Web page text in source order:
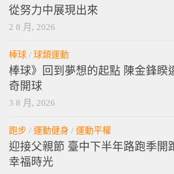
從努力中展現出來
2 8 月, 2026
棒球 / 球類運動
棒球》回到夢想的起點 陳金鋒睽
奇開球
3 8 月, 2026
跑步 / 運動健身 / 運動平權
迎接父親節 臺中下半年路跑季開
幸福時光